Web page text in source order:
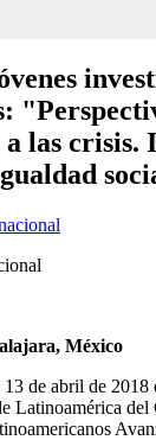
las crisis.
México
de abril de 2018
Latinoamérica